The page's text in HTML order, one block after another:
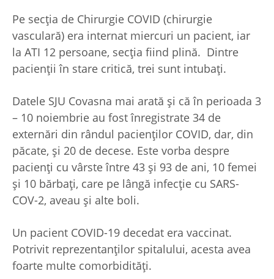
Pe secția de Chirurgie COVID (chirurgie
vasculară) era internat miercuri un pacient, iar
la ATI 12 persoane, secția fiind plină. Dintre
pacienții în stare critică, trei sunt intubați.
Datele SJU Covasna mai arată și că în perioada 3
– 10 noiembrie au fost înregistrate 34 de
externări din rândul pacienților COVID, dar, din
păcate, și 20 de decese. Este vorba despre
pacienți cu vârste între 43 și 93 de ani, 10 femei
și 10 bărbați, care pe lângă infecție cu SARS-
COV-2, aveau și alte boli.
Un pacient COVID-19 decedat era vaccinat.
Potrivit reprezentanților spitalului, acesta avea
foarte multe comorbidități.